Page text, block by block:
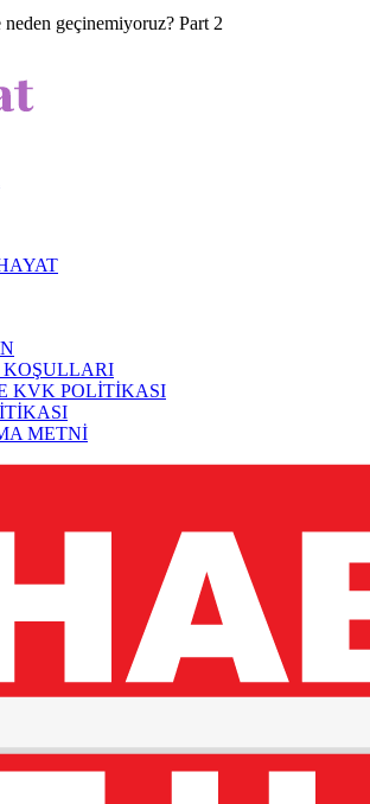
geçinemiyoruz? Part 2
KVK POLİTİKASI
METNİ